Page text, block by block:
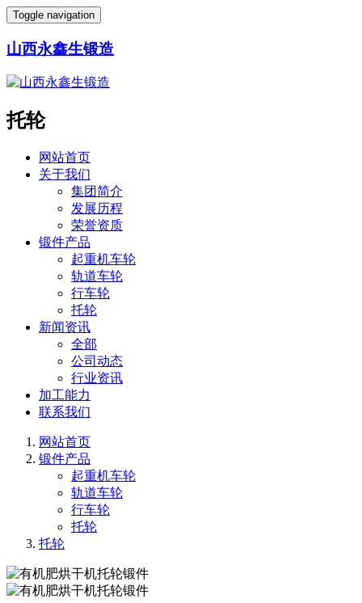
Toggle navigation
山西永鑫生锻造
托轮
网站首页
关于我们
集团简介
发展历程
荣誉资质
锻件产品
起重机车轮
轨道车轮
行车轮
托轮
新闻资讯
全部
公司动态
行业资讯
加工能力
联系我们
网站首页
锻件产品
起重机车轮
轨道车轮
行车轮
托轮
托轮